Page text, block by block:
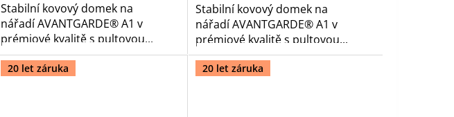
Stabilní kovový domek na
nářadí AVANTGARDE® A1 v
prémiové kvalitě s pultovou...
Stabilní kovový domek na
nářadí AVANTGARDE® A1 v
prémiové kvalitě s pultovou...
20 let záruka 20 let záruka